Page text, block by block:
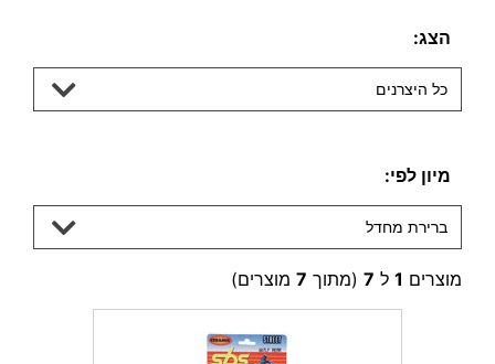
הצג:
כל היצרנים
מיון לפי:
ברירת מחדל
מוצרים 1 ל 7 (מתוך 7 מוצרים)